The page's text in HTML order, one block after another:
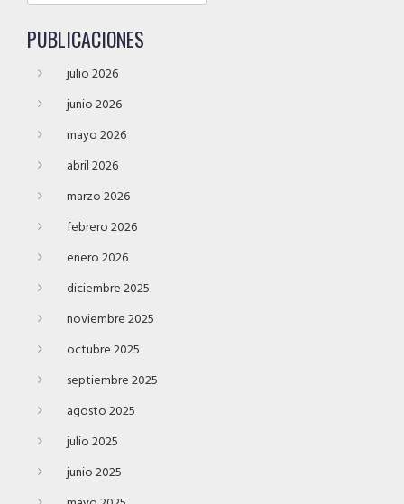
PUBLICACIONES
julio 2026
junio 2026
mayo 2026
abril 2026
marzo 2026
febrero 2026
enero 2026
diciembre 2025
noviembre 2025
octubre 2025
septiembre 2025
agosto 2025
julio 2025
junio 2025